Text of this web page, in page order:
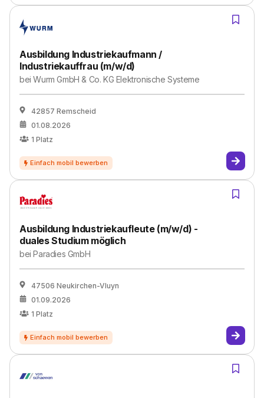
Ausbildung Industriekaufmann /
Industriekauffrau (m/w/d)
beiWurm GmbH & Co. KG Elektronische Systeme
42857 Remscheid
01.08.2026
1 Platz
Ausbildung Industriekaufleute (m/w/d) -
duales Studium möglich
beiParadies GmbH
47506 Neukirchen-Vluyn
01.09.2026
1 Platz